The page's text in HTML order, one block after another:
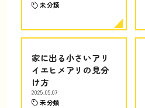
未分類
家に出る小さいアリ
イエヒメアリの見分
け方
2025.05.07
未分類